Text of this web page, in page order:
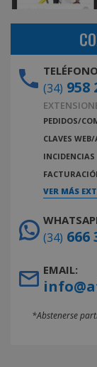
(34) 958
PEDIDOS/
CLAVES
INCIDENCIAS
VER MÁS
(34) 666
EMAIL:
*Abstenerse